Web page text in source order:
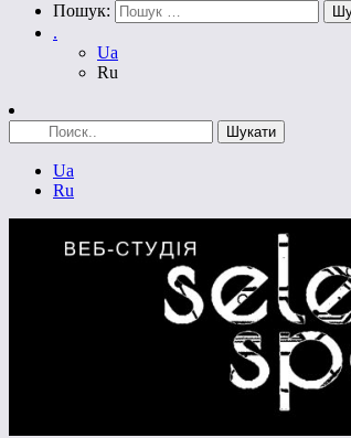
Пошук:
.
Ua
Ru
Ua
Ru